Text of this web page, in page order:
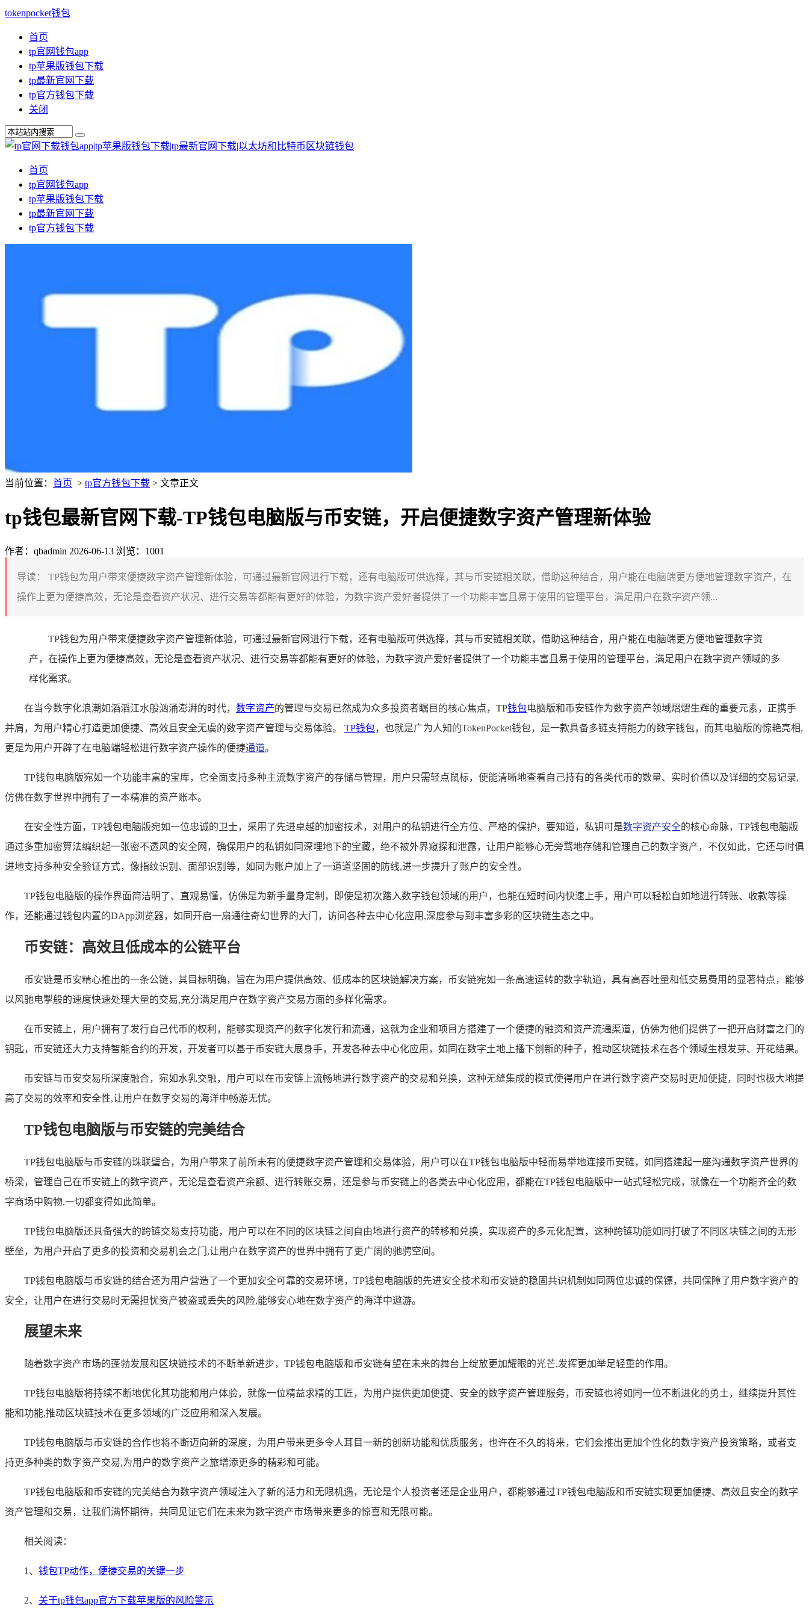
tokenpocket钱包
首页
tp官网钱包app
tp苹果版钱包下载
tp最新官网下载
tp官方钱包下载
关闭
首页
tp官网钱包app
tp苹果版钱包下载
tp最新官网下载
tp官方钱包下载
当前位置： 首页 > tp官方钱包下载 > 文章正文
tp钱包最新官网下载-TP钱包电脑版与币安链，开启便捷数字资产管理新体验
作者：qbadmin 2026-06-13 浏览：1001
导读：
TP钱包为用户带来便捷数字资产管理新体验，可通过最新官网进行下载，还有电脑版可供选择，其与币安链相关联，借助这种结合，用户能在电脑端更方便地管理数字资产，在
操作上更为便捷高效，无论是查看资产状况、进行交易等都能有更好的体验，为数字资产爱好者提供了一个功能丰富且易于使用的管理平台，满足用户在数字资产领...
TP钱包为用户带来便捷数字资产管理新体验，可通过最新官网进行下载，还有电脑版可供选择，其与币安链相关联，借助这种结合，用户能在电脑端更方便地管理数字资
产，在操作上更为便捷高效，无论是查看资产状况、进行交易等都能有更好的体验，为数字资产爱好者提供了一个功能丰富且易于使用的管理平台，满足用户在数字资产领域的多
样化需求。
在当今数字化浪潮如滔滔江水般汹涌澎湃的时代， 数字资产的管理与交易已然成为众多投资者瞩目的核心焦点，TP钱包电脑版和币安链作为数字资产领域熠熠生辉的重要元素，正携手
并肩，为用户精心打造更加便捷、高效且安全无虞的数字资产管理与交易体验。 TP钱包，也就是广为人知的TokenPocket钱包，是一款具备多链支持能力的数字钱包，而其电脑版的惊艳亮相,
更是为用户开辟了在电脑端轻松进行数字资产操作的便捷通道。
TP钱包电脑版宛如一个功能丰富的宝库，它全面支持多种主流数字资产的存储与管理，用户只需轻点鼠标，便能清晰地查看自己持有的各类代币的数量、实时价值以及详细的交易记录,
仿佛在数字世界中拥有了一本精准的资产账本。
在安全性方面，TP钱包电脑版宛如一位忠诚的卫士，采用了先进卓越的加密技术，对用户的私钥进行全方位、严格的保护，要知道，私钥可是数字资产安全的核心命脉，TP钱包电脑版
通过多重加密算法编织起一张密不透风的安全网，确保用户的私钥如同深埋地下的宝藏，绝不被外界窥探和泄露，让用户能够心无旁骛地存储和管理自己的数字资产，不仅如此，它还与时俱
进地支持多种安全验证方式，像指纹识别、面部识别等，如同为账户加上了一道道坚固的防线,进一步提升了账户的安全性。
TP钱包电脑版的操作界面简洁明了、直观易懂，仿佛是为新手量身定制，即使是初次踏入数字钱包领域的用户，也能在短时间内快速上手，用户可以轻松自如地进行转账、收款等操
作，还能通过钱包内置的DApp浏览器，如同开启一扇通往奇幻世界的大门，访问各种去中心化应用,深度参与到丰富多彩的区块链生态之中。
币安链：高效且低成本的公链平台
币安链是币安精心推出的一条公链，其目标明确，旨在为用户提供高效、低成本的区块链解决方案，币安链宛如一条高速运转的数字轨道，具有高吞吐量和低交易费用的显著特点，能够
以风驰电掣般的速度快速处理大量的交易,充分满足用户在数字资产交易方面的多样化需求。
在币安链上，用户拥有了发行自己代币的权利，能够实现资产的数字化发行和流通，这就为企业和项目方搭建了一个便捷的融资和资产流通渠道，仿佛为他们提供了一把开启财富之门的
钥匙，币安链还大力支持智能合约的开发，开发者可以基于币安链大展身手，开发各种去中心化应用，如同在数字土地上播下创新的种子，推动区块链技术在各个领域生根发芽、开花结果。
币安链与币安交易所深度融合，宛如水乳交融，用户可以在币安链上流畅地进行数字资产的交易和兑换，这种无缝集成的模式使得用户在进行数字资产交易时更加便捷，同时也极大地提
高了交易的效率和安全性,让用户在数字交易的海洋中畅游无忧。
TP钱包电脑版与币安链的完美结合
TP钱包电脑版与币安链的珠联璧合，为用户带来了前所未有的便捷数字资产管理和交易体验，用户可以在TP钱包电脑版中轻而易举地连接币安链，如同搭建起一座沟通数字资产世界的
桥梁，管理自己在币安链上的数字资产，无论是查看资产余额、进行转账交易，还是参与币安链上的各类去中心化应用，都能在TP钱包电脑版中一站式轻松完成，就像在一个功能齐全的数
字商场中购物,一切都变得如此简单。
TP钱包电脑版还具备强大的跨链交易支持功能，用户可以在不同的区块链之间自由地进行资产的转移和兑换，实现资产的多元化配置，这种跨链功能如同打破了不同区块链之间的无形
壁垒，为用户开启了更多的投资和交易机会之门,让用户在数字资产的世界中拥有了更广阔的驰骋空间。
TP钱包电脑版与币安链的结合还为用户营造了一个更加安全可靠的交易环境，TP钱包电脑版的先进安全技术和币安链的稳固共识机制如同两位忠诚的保镖，共同保障了用户数字资产的
安全，让用户在进行交易时无需担忧资产被盗或丢失的风险,能够安心地在数字资产的海洋中遨游。
展望未来
随着数字资产市场的蓬勃发展和区块链技术的不断革新进步，TP钱包电脑版和币安链有望在未来的舞台上绽放更加耀眼的光芒,发挥更加举足轻重的作用。
TP钱包电脑版将持续不断地优化其功能和用户体验，就像一位精益求精的工匠，为用户提供更加便捷、安全的数字资产管理服务，币安链也将如同一位不断进化的勇士，继续提升其性
能和功能,推动区块链技术在更多领域的广泛应用和深入发展。
TP钱包电脑版与币安链的合作也将不断迈向新的深度，为用户带来更多令人耳目一新的创新功能和优质服务，也许在不久的将来，它们会推出更加个性化的数字资产投资策略，或者支
持更多种类的数字资产交易,为用户的数字资产之旅增添更多的精彩和可能。
TP钱包电脑版和币安链的完美结合为数字资产领域注入了新的活力和无限机遇，无论是个人投资者还是企业用户，都能够通过TP钱包电脑版和币安链实现更加便捷、高效且安全的数字
资产管理和交易，让我们满怀期待，共同见证它们在未来为数字资产市场带来更多的惊喜和无限可能。
相关阅读：
1、 钱包TP动作，便捷交易的关键一步
2、 关于tp钱包app官方下载苹果版的风险警示